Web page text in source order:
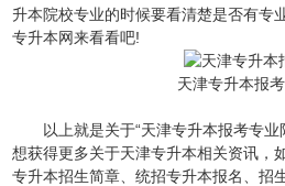
升本院校专业的时候要看清楚是否有专
专升本网来看看吧!
天津专升本报考
以上就是关于“天津专升本报考专业
想获得更多关于天津专升本相关资讯，
专升本招生简章、统招专升本报名、招